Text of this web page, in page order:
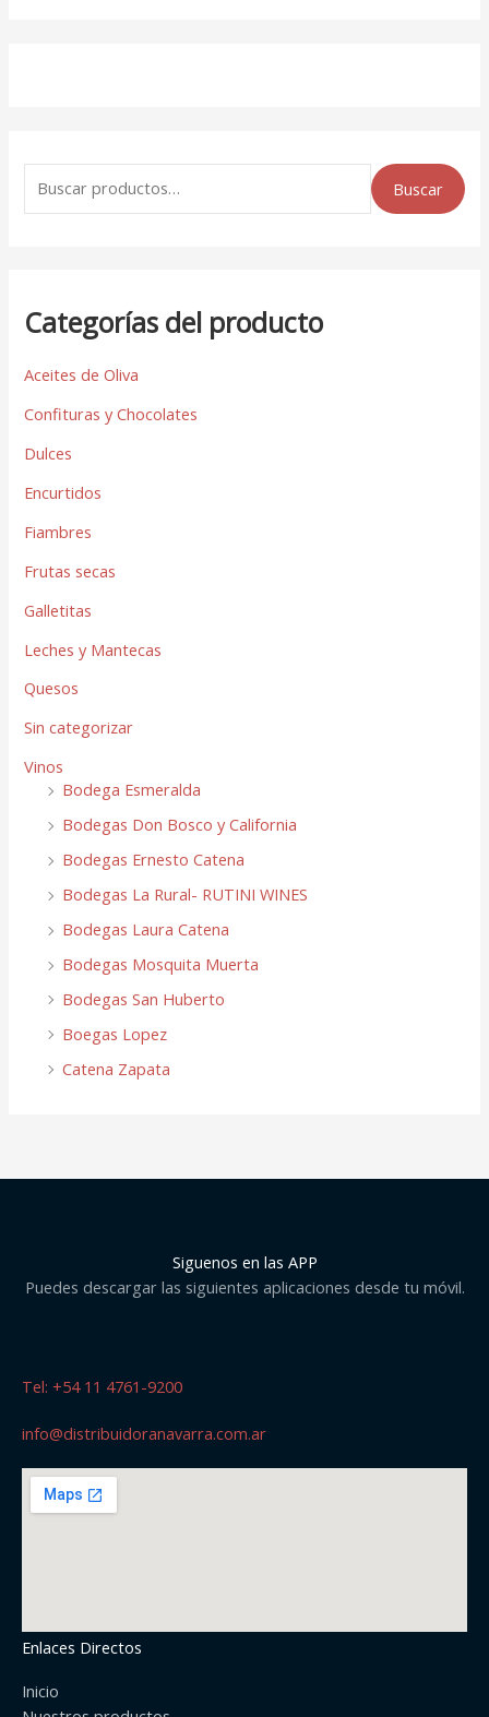
Buscar
Categorías del producto
Aceites de Oliva
Confituras y Chocolates
Dulces
Encurtidos
Fiambres
Frutas secas
Galletitas
Leches y Mantecas
Quesos
Sin categorizar
Vinos
Bodega Esmeralda
Bodegas Don Bosco y California
Bodegas Ernesto Catena
Bodegas La Rural- RUTINI WINES
Bodegas Laura Catena
Bodegas Mosquita Muerta
Bodegas San Huberto
Boegas Lopez
Catena Zapata
Siguenos en las APP
Puedes descargar las siguientes aplicaciones desde tu móvil.
Tel: +54 11 4761-9200
info@distribuidoranavarra.com.ar
Enlaces Directos
Inicio